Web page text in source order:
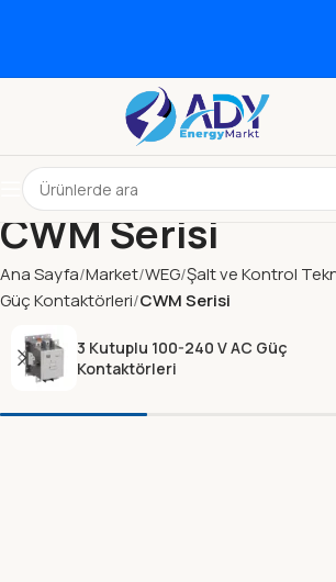
CWM Serisi
Ana Sayfa Market WEG Şalt ve Kontrol
Güç Kontaktörleri CWM Serisi
3 Kutuplu 100-240 V AC Güç
Kontaktörleri